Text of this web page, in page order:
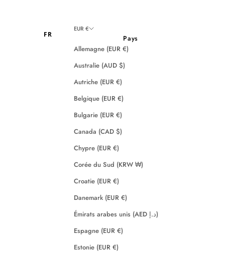
FR
EUR €
Pays
Allemagne (EUR €)
Australie (AUD $)
Autriche (EUR €)
Belgique (EUR €)
Bulgarie (EUR €)
Canada (CAD $)
Chypre (EUR €)
Corée du Sud (KRW ₩)
Croatie (EUR €)
Danemark (EUR €)
Émirats arabes unis (AED د.إ)
Espagne (EUR €)
Estonie (EUR €)